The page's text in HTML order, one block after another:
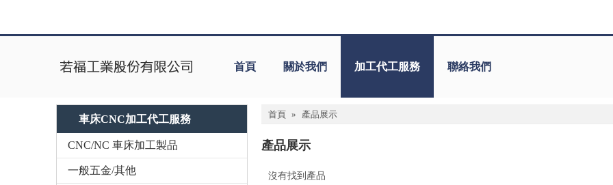
首頁 關於我們 加工代工服務 聯絡我們
車床CNC加工代工服務
CNC/NC 車床加工製品
一般五金/其他
首頁 » 產品展示
產品展示
沒有找到產品